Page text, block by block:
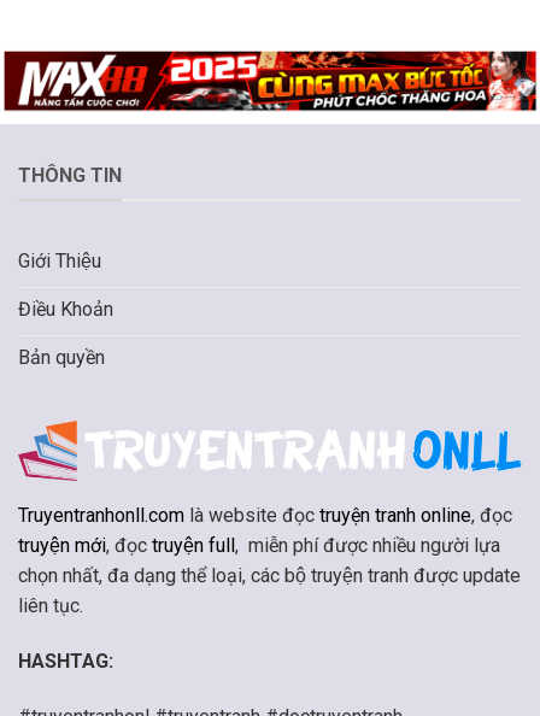
THÔNG TIN
Giới Thiệu
Điều Khoản
Bản quyền
Truyentranhonll.com là website đọc truyện tranh online, đọc
truyện mới, đọc truyện full , miễn phí được nhiều người lựa
chọn nhất, đa dạng thể loại, các bộ truyện tranh được update
liên tục.
HASHTAG: